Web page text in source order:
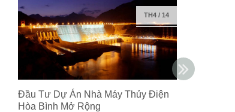
TH4 / 14
Đầu Tư Dự Án Nhà Máy Thủy Điện
Hòa Bình Mở Rộng